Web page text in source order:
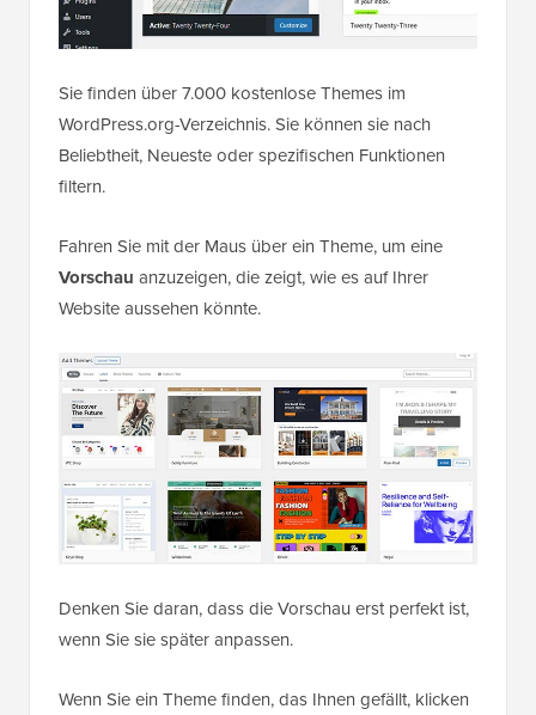
Sie finden über 7.000 kostenlose Themes im
WordPress.org-Verzeichnis. Sie können sie nach
Beliebtheit, Neueste oder spezifischen Funktionen
filtern.
Fahren Sie mit der Maus über ein Theme, um eine
Vorschau anzuzeigen, die zeigt, wie es auf Ihrer
Website aussehen könnte.
Denken Sie daran, dass die Vorschau erst perfekt ist,
wenn Sie sie später anpassen.
Wenn Sie ein Theme finden, das Ihnen gefällt, klicken